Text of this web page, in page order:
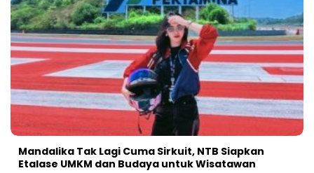
Mandalika Tak Lagi Cuma Sirkuit, NTB Siapkan
Etalase UMKM dan Budaya untuk Wisatawan